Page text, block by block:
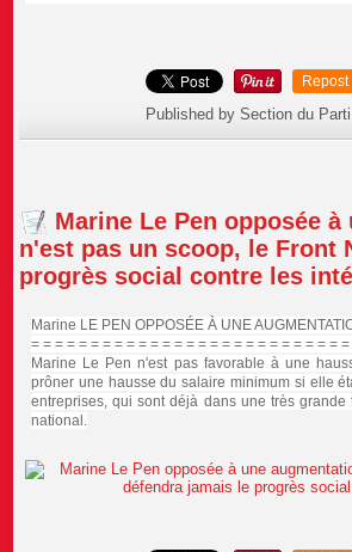
Repost
Published by Section du
Marine Le Pen opposée
n'est pas un scoop, le Front
progrès social contre les
Marine LE PEN OPPOSÉE À UNE
= = = = = = = = = = = = = = = = = = = = = = = = = =
Marine Le Pen n'est pas favorable à une
prôner une hausse du salaire minimum si elle
entreprises, qui sont déjà dans une très
national.